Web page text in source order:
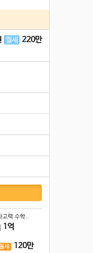
월세 220만
고력 수학..
1억
세 120만